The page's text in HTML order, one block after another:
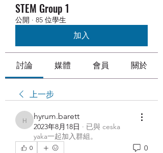
STEM Group 1
公開 · 85 位學生
加入
討論 媒體 會員 關於
上一步
hyrum.barett
hyrum.barett
2023年8月18日 · 已與 ceska
yaka一起加入群組。
0 0